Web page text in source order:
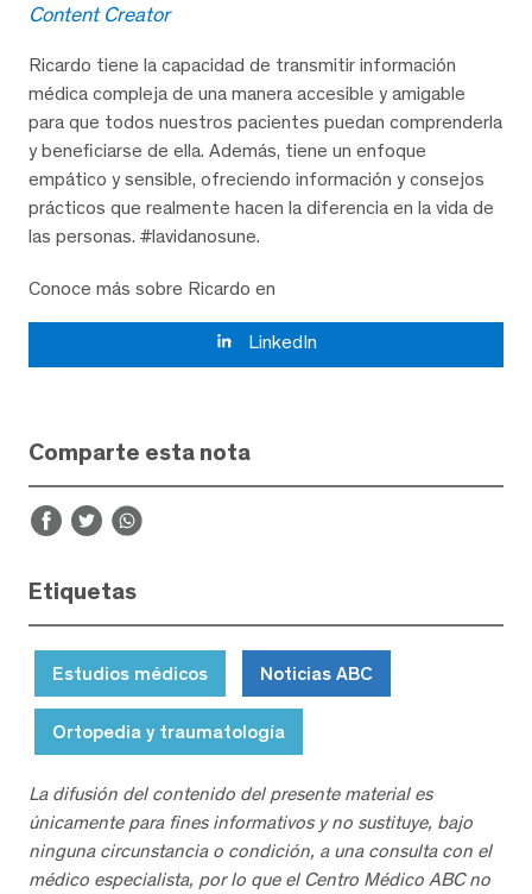
Content Creator
Ricardo tiene la capacidad de transmitir información
médica compleja de una manera accesible y amigable
para que todos nuestros pacientes puedan comprenderla
y beneficiarse de ella. Además, tiene un enfoque
empático y sensible, ofreciendo información y consejos
prácticos que realmente hacen la diferencia en la vida de
las personas. #lavidanosune.
Conoce más sobre Ricardo en
LinkedIn
Comparte esta nota
Etiquetas
Estudios médicos Noticias ABC
Ortopedia y traumatología
La difusión del contenido del presente material es
únicamente para fines informativos y no sustituye, bajo
ninguna circunstancia o condición, a una consulta con el
médico especialista, por lo que el Centro Médico ABC no